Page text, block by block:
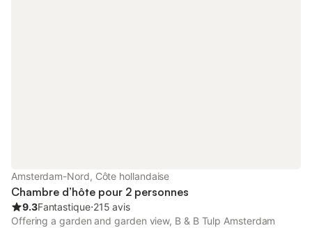
Amsterdam-Nord, Côte hollandaise
Chambre d’hôte pour 2 personnes
9.3Fantastique⋅215 avis
Offering a garden and garden view, B & B Tulp Amsterdam